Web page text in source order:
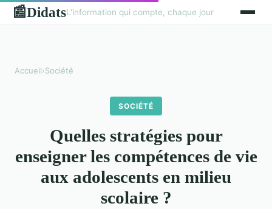
📰DidatsL'information qui compte, chaque jour
Accueil›Société
SOCIÉTÉ
Quelles stratégies pour
enseigner les compétences de vie
aux adolescents en milieu
scolaire ?